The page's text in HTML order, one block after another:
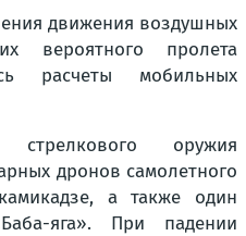
движения воздушных
вероятного пролета
расчеты мобильных
оружия
дронов самолетного
а также один
яга». При падении